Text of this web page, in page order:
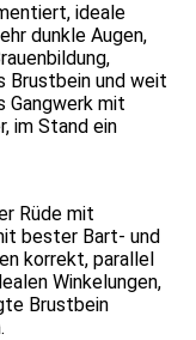
ideale
dunkle Augen,
Brustbein und weit
mit
im Stand ein
Rüde mit
bester Bart- und
korrekt, parallel
Winkelungen,
Brustbein